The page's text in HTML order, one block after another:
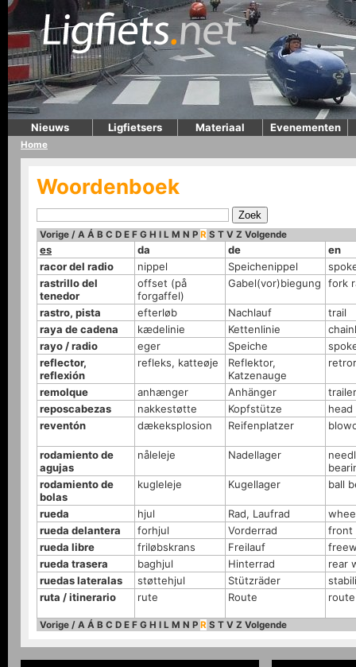
Nieuws Ligfietsers Materiaal Evenementen
Home
Woordenboek
Vorige / A Á B C D E F G H I L M N P R S T V Z Volgende
es da de
en
racor del radio
nippel Speichenippel
rastrillo del
tenedor
offset (på
forgaffel)
Gabel(vor)biegung fork
rastro, pista efterløb Nachlauf
trail
raya de cadena
kædelinie Kettenlinie
rayo / radio
eger Speiche
reflector,
reflexión
refleks, katteøje
Reflektor,
Katzenauge
remolque anhænger Anhänger
trailer
reposcabezas
nakkestøtte Kopfstütze
reventón
dækeksplosion Reifenplatzer
rodamiento de
agujas
nåleleje Nadellager
rodamiento de
bolas
kugleleje Kugellager ball
rueda hjul Rad, Laufrad
rueda delantera
forhjul Vorderrad
front
rueda libre
friløbskrans Freilauf
rueda trasera
baghjul Hinterrad
rear
ruedas lateralas
støttehjul Stützräder
ruta / itinerario
rute Route route
Vorige / A Á B C D E F G H I L M N P R S T V Z Volgende